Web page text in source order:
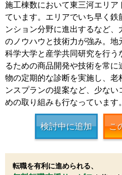
施工棟数において東三河エリア
ています。エリアでいち早く鉄
ンション分野に進出するなど
のノウハウと技術力が強み。
科学大学と産学共同研究を行う
るための商品開発や技術を常
物の定期的な診断を実施し、老
ンスプランの提案など、少ない
めの取り組みも行なっています。
検討中に追加 こ
転職を有利に進められる、